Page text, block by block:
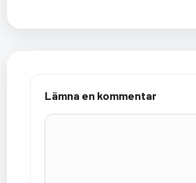
Lämna en kommentar
Kommentar